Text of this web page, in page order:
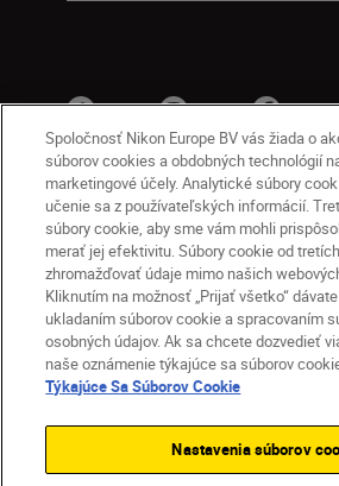
SK Nikon Sites
Kontakt
Oznámenie o ochrane
Podmienky používania
Nikon Store – zmluvné podmienky
Oznámenie týkajúce sa súborov
Nastavenia súborov
Spoločnosť Nikon Europe BV vás žiada o
súborov cookies a obdobných technológií
marketingové účely. Analytické súbory
učenie sa z používateľských informácií.
súbory cookie, aby sme vám mohli
merať jej efektivitu. Súbory cookie od
zhromažďovať údaje mimo našich
Kliknutím na možnosť „Prijať všetko“
ukladaním súborov cookie a spracovaním
osobných údajov. Ak sa chcete dozvedieť
naše oznámenie týkajúce sa súborov
Týkajúce Sa Súborov Cookie
Nastavenia súborov